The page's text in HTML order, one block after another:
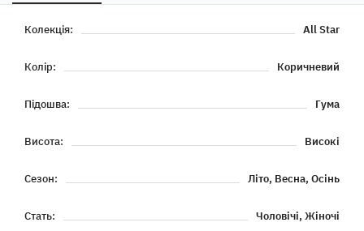
Колекція: All Star
Колір: Коричневий
Підошва: Гума
Висота: Високі
Сезон: Літо, Весна, Осінь
Стать: Чоловічі, Жіночі